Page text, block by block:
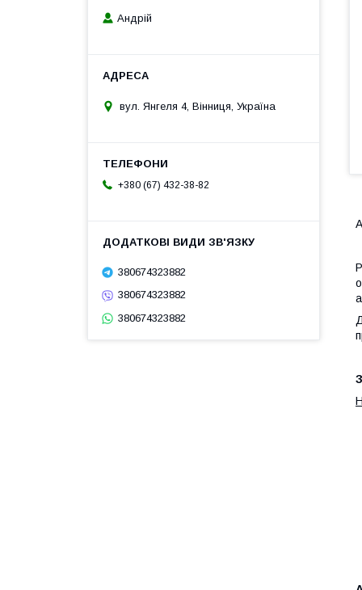
Андрій
вул. Янгеля 4, Вінниця, Україна
+380 (67) 432-38-82
380674323882
380674323882
380674323882